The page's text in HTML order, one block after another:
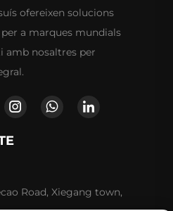
ofereixen solucions
a marques mundials
amb nosaltres per
Road, Xiegang town,